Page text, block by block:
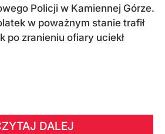
Policji w Kamiennej Górze.
w poważnym stanie trafił
po zranieniu ofiary uciekł
DALEJ